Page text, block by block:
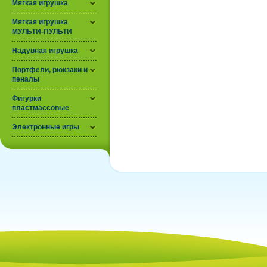
Мягкая игрушка
Мягкая игрушка
МУЛЬТИ-ПУЛЬТИ
Надувная игрушка
Портфели, рюкзаки и
пеналы
Фигурки
пластмассовые
Электронные игры